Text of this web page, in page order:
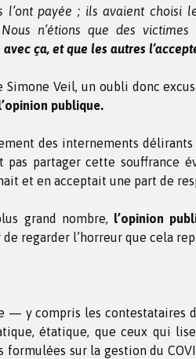
l’ont payée ; ils avaient choisi
n’étions que des victimes
ça, et que les autres
Veil, un oubli donc
publique.
des internements délirants
partager cette souffrance
et en acceptait une part de
grand nombre, l’opinion
regarder l’horreur que cela
— y compris les contestataires
étatique, que ceux qui
sur la gestion du